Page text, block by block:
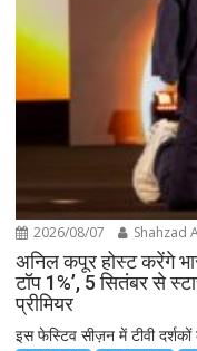
2026/08/07 Shahzad
अनिल कपूर होस्ट करेंगे
टॉप 1%’, 5 सितंबर से
प्रीमियर
इस फेस्टिव सीज़न में टीवी